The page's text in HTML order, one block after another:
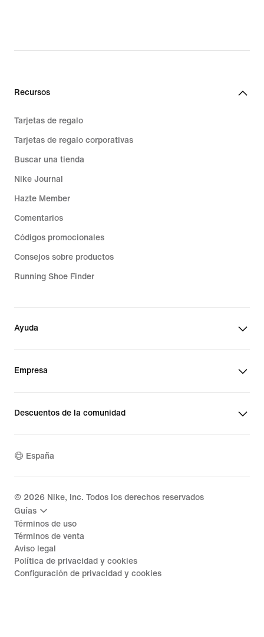
Recursos
Tarjetas de regalo
Tarjetas de regalo corporativas
Buscar una tienda
Nike Journal
Hazte Member
Comentarios
Códigos promocionales
Consejos sobre productos
Running Shoe Finder
Ayuda
Empresa
Descuentos de la comunidad
España
© 2026 Nike, Inc. Todos los derechos reservados
Guías
Términos de uso
Términos de venta
Aviso legal
Política de privacidad y cookies
Configuración de privacidad y cookies